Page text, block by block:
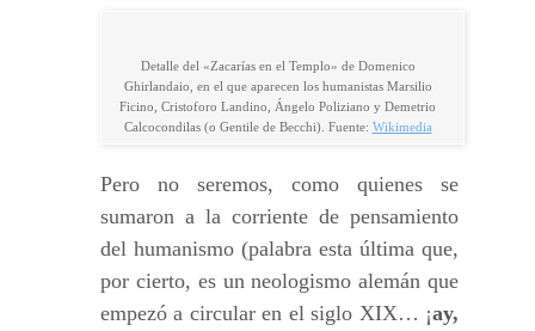
Detalle del «Zacarías en el Templo» de Domenico
Ghirlandaio, en el que aparecen los humanistas Marsilio
Ficino, Cristoforo Landino, Ángelo Poliziano y Demetrio
Calcocondilas (o Gentile de Becchi). Fuente: Wikimedia
Pero no seremos, como quienes se
sumaron a la corriente de pensamiento
del humanismo (palabra esta última que,
por cierto, es un neologismo alemán que
empezó a circular en el siglo XIX… ¡ay,